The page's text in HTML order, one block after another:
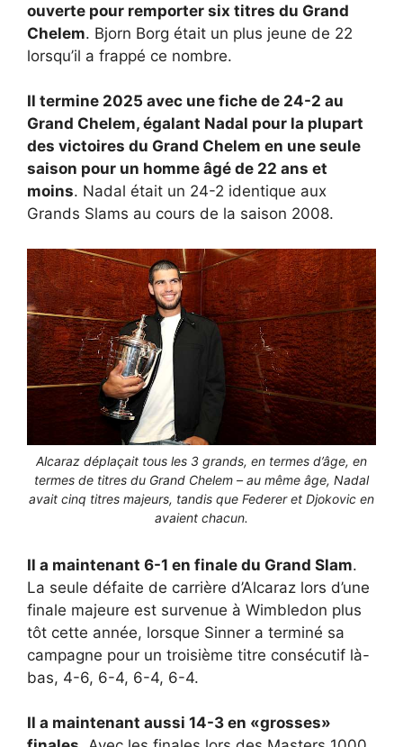
ouverte pour remporter six titres du Grand
Chelem. Bjorn Borg était un plus jeune de 22
lorsqu’il a frappé ce nombre.
Il termine 2025 avec une fiche de 24-2 au
Grand Chelem, égalant Nadal pour la plupart
des victoires du Grand Chelem en une seule
saison pour un homme âgé de 22 ans et
moins. Nadal était un 24-2 identique aux
Grands Slams au cours de la saison 2008.
Alcaraz déplaçait tous les 3 grands, en termes d’âge, en
termes de titres du Grand Chelem – au même âge, Nadal
avait cinq titres majeurs, tandis que Federer et Djokovic en
avaient chacun.
Il a maintenant 6-1 en finale du Grand Slam.
La seule défaite de carrière d’Alcaraz lors d’une
finale majeure est survenue à Wimbledon plus
tôt cette année, lorsque Sinner a terminé sa
campagne pour un troisième titre consécutif là-
bas, 4-6, 6-4, 6-4, 6-4.
Il a maintenant aussi 14-3 en «grosses»